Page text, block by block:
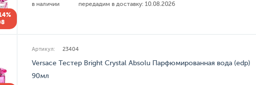
в наличии передадим в доставку: 10.08.2026
Артикул: 23404
Versace Тестер Bright Crystal Absolu Парфюмированная вода (edp)
90мл